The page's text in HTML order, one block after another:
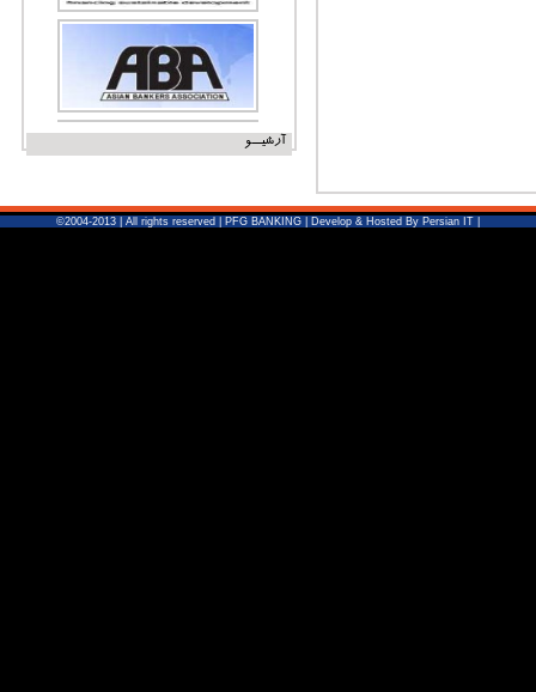
©2004-2013 | All rights reserved | PFG BANKING | Develop & Hosted By Persian IT